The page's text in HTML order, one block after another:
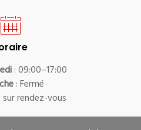
: 09:00–17:00
: Fermé
rendez-vous